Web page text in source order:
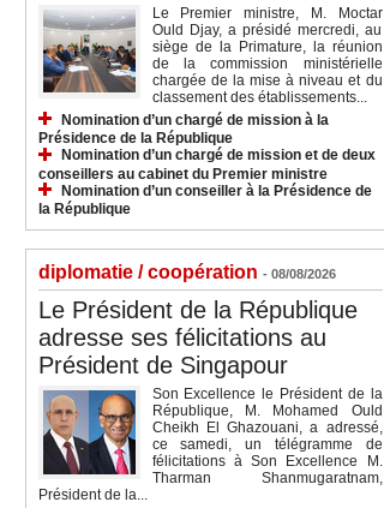
Le Premier ministre, M. Moctar
Ould Djay, a présidé mercredi, au
siège de la Primature, la réunion
de la commission ministérielle
chargée de la mise à niveau et du
classement des établissements...
Nomination d’un chargé de mission à la
Présidence de la République
Nomination d’un chargé de mission et de deux
conseillers au cabinet du Premier ministre
Nomination d’un conseiller à la Présidence de
la République
diplomatie / coopération - 08/08/2026
Le Président de la République
adresse ses félicitations au
Président de Singapour
Son Excellence le Président de la
République, M. Mohamed Ould
Cheikh El Ghazouani, a adressé,
ce samedi, un télégramme de
félicitations à Son Excellence M.
Tharman Shanmugaratnam,
Président de la...